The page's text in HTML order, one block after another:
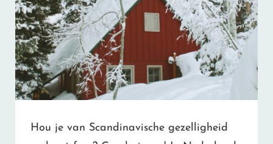
Hou je van Scandinavische gezelligheid